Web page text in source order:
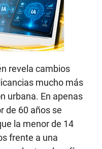
revela cambios
mucho más
urbana. En apenas
de 60 años se
la menor de 14
frente a una